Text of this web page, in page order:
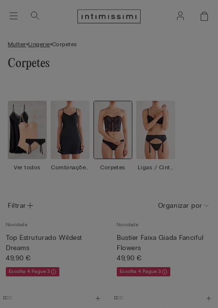
Mulher Lingerie Corpetes
Corpetes
Ver todos
Combinações
Corpetes
Ligas / Cinto
Filtrar Organizar por
Novidade
Top Estruturado Wildest
Dreams
49,90 €
Escolha 4 Pague 3
Novidade
Bustier Faixa Giada Fanciful
Flowers
49,90 €
Escolha 4 Pague 3